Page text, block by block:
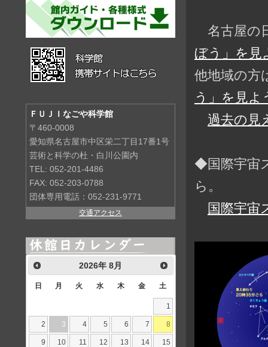
名古屋の
ぼう」を見
他地域の方
う」を見
過去の見
◆国際宇宙
ら。
国際宇宙
ＦＵＪＩなごや科学館
〒460-0008
愛知県名古屋市中区栄二丁目17番1号
芸術と科学の杜・白川公園内
TEL: 052-201-4486
FAX: 052-203-0788
団体専用電話：052-231-9771
交通アクセス
2026年8月
日 月 火 水 木 金 土
1
2 3 4 5 6 7 8
9 10 11 12 13 14 15